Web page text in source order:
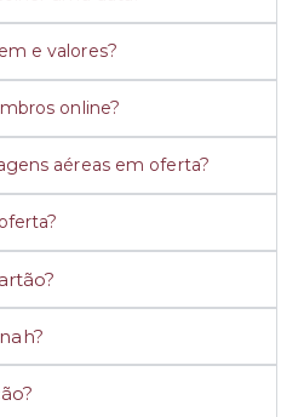
e valores?
online?
aéreas em oferta?